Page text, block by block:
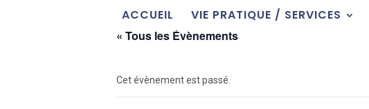
ACCUEIL VIE PRATIQUE / SERVICES
« Tous les Évènements
Cet évènement est passé.